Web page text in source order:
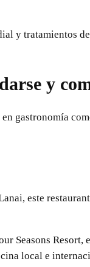
y tratamientos
y
gastronomía
este
Seasons
local e